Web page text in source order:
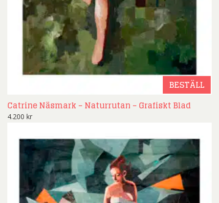
BESTÄLL
Catrine Näsmark – Naturrutan – Grafiskt Blad
4.200 kr